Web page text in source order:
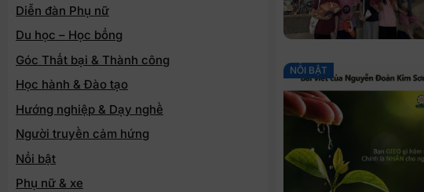
Diễn đàn Phụ nữ
Du học – Học bổng
Góc Thất bại & Thành công
Học hành & Đào tạo
Hướng nghiệp & Dạy nghề
Người truyền cảm hứng
Nổi bật
Phụ nữ & xe
NỔI BẬT